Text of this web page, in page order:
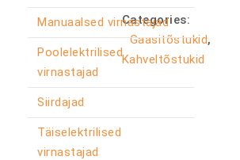
Manuaalsed virnastajad
Poolelektrilised
virnastajad
Siirdajad
Täiselektrilised
virnastajad
Categories:
Gaasitõstukid,
Kahveltõstukid